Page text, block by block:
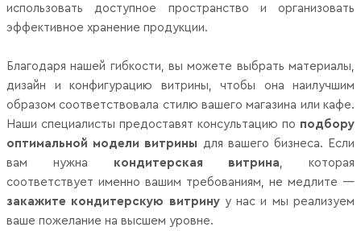
использовать доступное пространство и организовать
эффективное хранение продукции.
Благодаря нашей гибкости, вы можете выбрать материалы,
дизайн и конфигурацию витрины, чтобы она наилучшим
образом соответствовала стилю вашего магазина или кафе.
Наши специалисты предоставят консультацию по подбору
оптимальной модели витрины для вашего бизнеса. Если
вам нужна кондитерская витрина , которая
соответствует именно вашим требованиям, не медлите —
закажите кондитерскую витрину у нас и мы реализуем
ваше пожелание на высшем уровне.